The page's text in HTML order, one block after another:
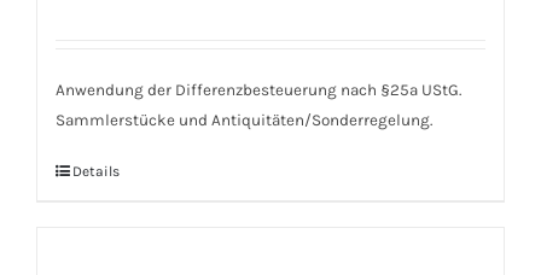
Anwendung der Differenzbesteuerung nach §25a UStG.
Sammlerstücke und Antiquitäten/Sonderregelung.
Details